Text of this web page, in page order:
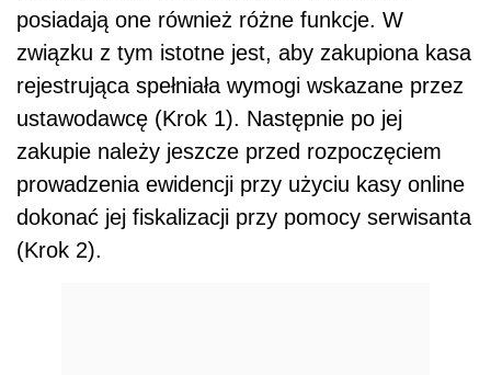
posiadają one również różne funkcje. W
związku z tym istotne jest, aby zakupiona kasa
rejestrująca spełniała wymogi wskazane przez
ustawodawcę (Krok 1). Następnie po jej
zakupie należy jeszcze przed rozpoczęciem
prowadzenia ewidencji przy użyciu kasy online
dokonać jej fiskalizacji przy pomocy serwisanta
(Krok 2).